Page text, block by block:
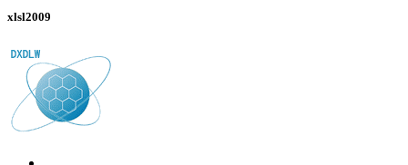
xlsl2009